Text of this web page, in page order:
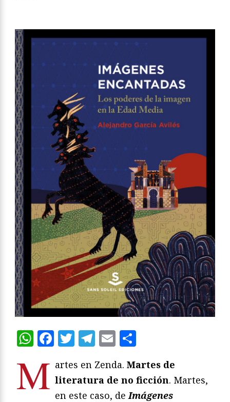
WhatsApp
Facebook
Twitter
Telegram
Email
M artes en Zenda. Martes de
literatura de no ficción. Martes,
en este caso, de Imágenes